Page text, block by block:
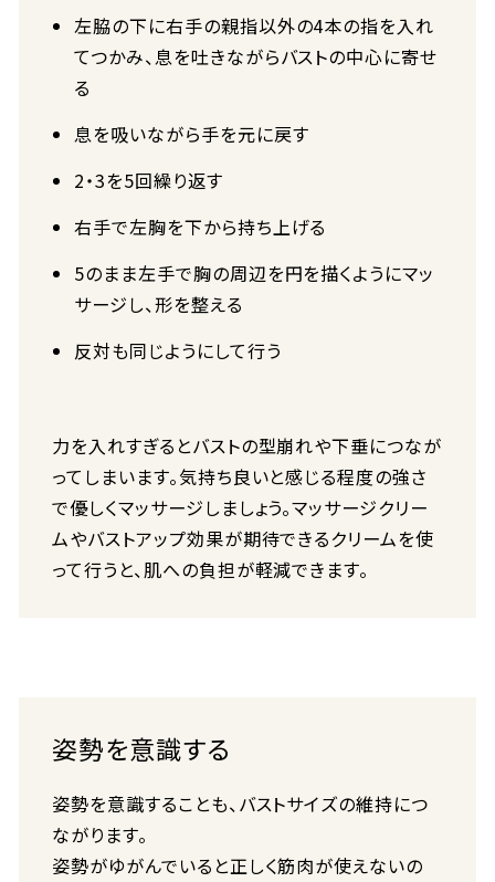
左脇の下に右手の親指以外の4本の指を入れ
てつかみ、息を吐きながらバストの中心に寄せ
る
息を吸いながら手を元に戻す
2・3を5回繰り返す
右手で左胸を下から持ち上げる
5のまま左手で胸の周辺を円を描くようにマッ
サージし、形を整える
反対も同じようにして行う
力を入れすぎるとバストの型崩れや下垂につなが
ってしまいます。気持ち良いと感じる程度の強さ
で優しくマッサージしましょう。マッサージクリー
ムやバストアップ効果が期待できるクリームを使
って行うと、肌への負担が軽減できます。
姿勢を意識する
姿勢を意識することも、バストサイズの維持につ
ながります。
姿勢がゆがんでいると正しく筋肉が使えないの